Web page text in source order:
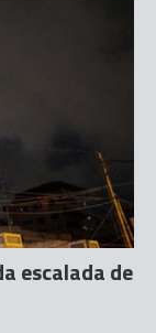
escalada de